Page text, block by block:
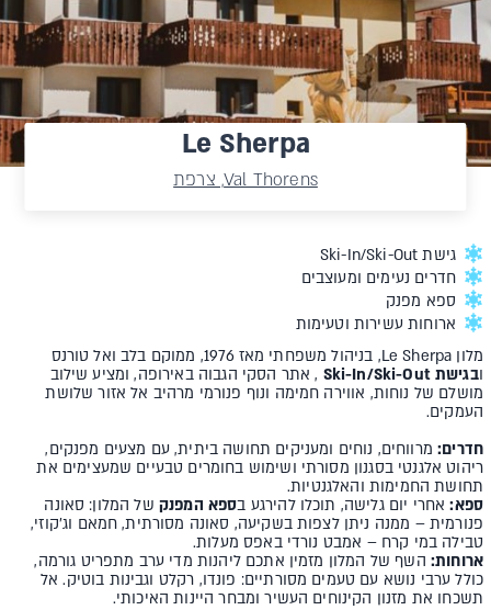
Le Sherpa
Val Thorens, צרפת
גישת Ski-In/Ski-Out
חדרים נעימים ומעוצבים
ספא מפנק
ארוחות עשירות וטעימות
מלון Le Sherpa, בניהול משפחתי מאז 1976, ממוקם בלב ואל טורנס
ובגישת Ski-In/Ski-Out
, אתר הסקי הגבוה באירופה, ומציע שילוב
מושלם של נוחות, אווירה חמימה ונוף פנורמי מרהיב אל אזור שלושת
העמקים.
חדרים: מרווחים, נוחים ומעניקים תחושה ביתית, עם מצעים מפנקים,
ריהוט אלגנטי בסגנון מסורתי ושימוש בחומרים טבעיים שמעצימים את
תחושת החמימות והאלגנטיות.
ספא:אחרי יום גלישה, תוכלו להירגע בספא המפנק של המלון: סאונה
פנורמית – ממנה ניתן לצפות בשקיעה, סאונה מסורתית, חמאם וג'קוזי,
טבילה במי קרח – אמבט נורדי באפס מעלות.
ארוחות: השף של המלון מזמין אתכם ליהנות מדי ערב מתפריט גורמה,
כולל ערבי נושא עם טעמים מסורתיים: פונדו, רקלט וגבינות בוטיק. אל
תשכחו את מזנון הקינוחים העשיר ומבחר היינות האיכותי.